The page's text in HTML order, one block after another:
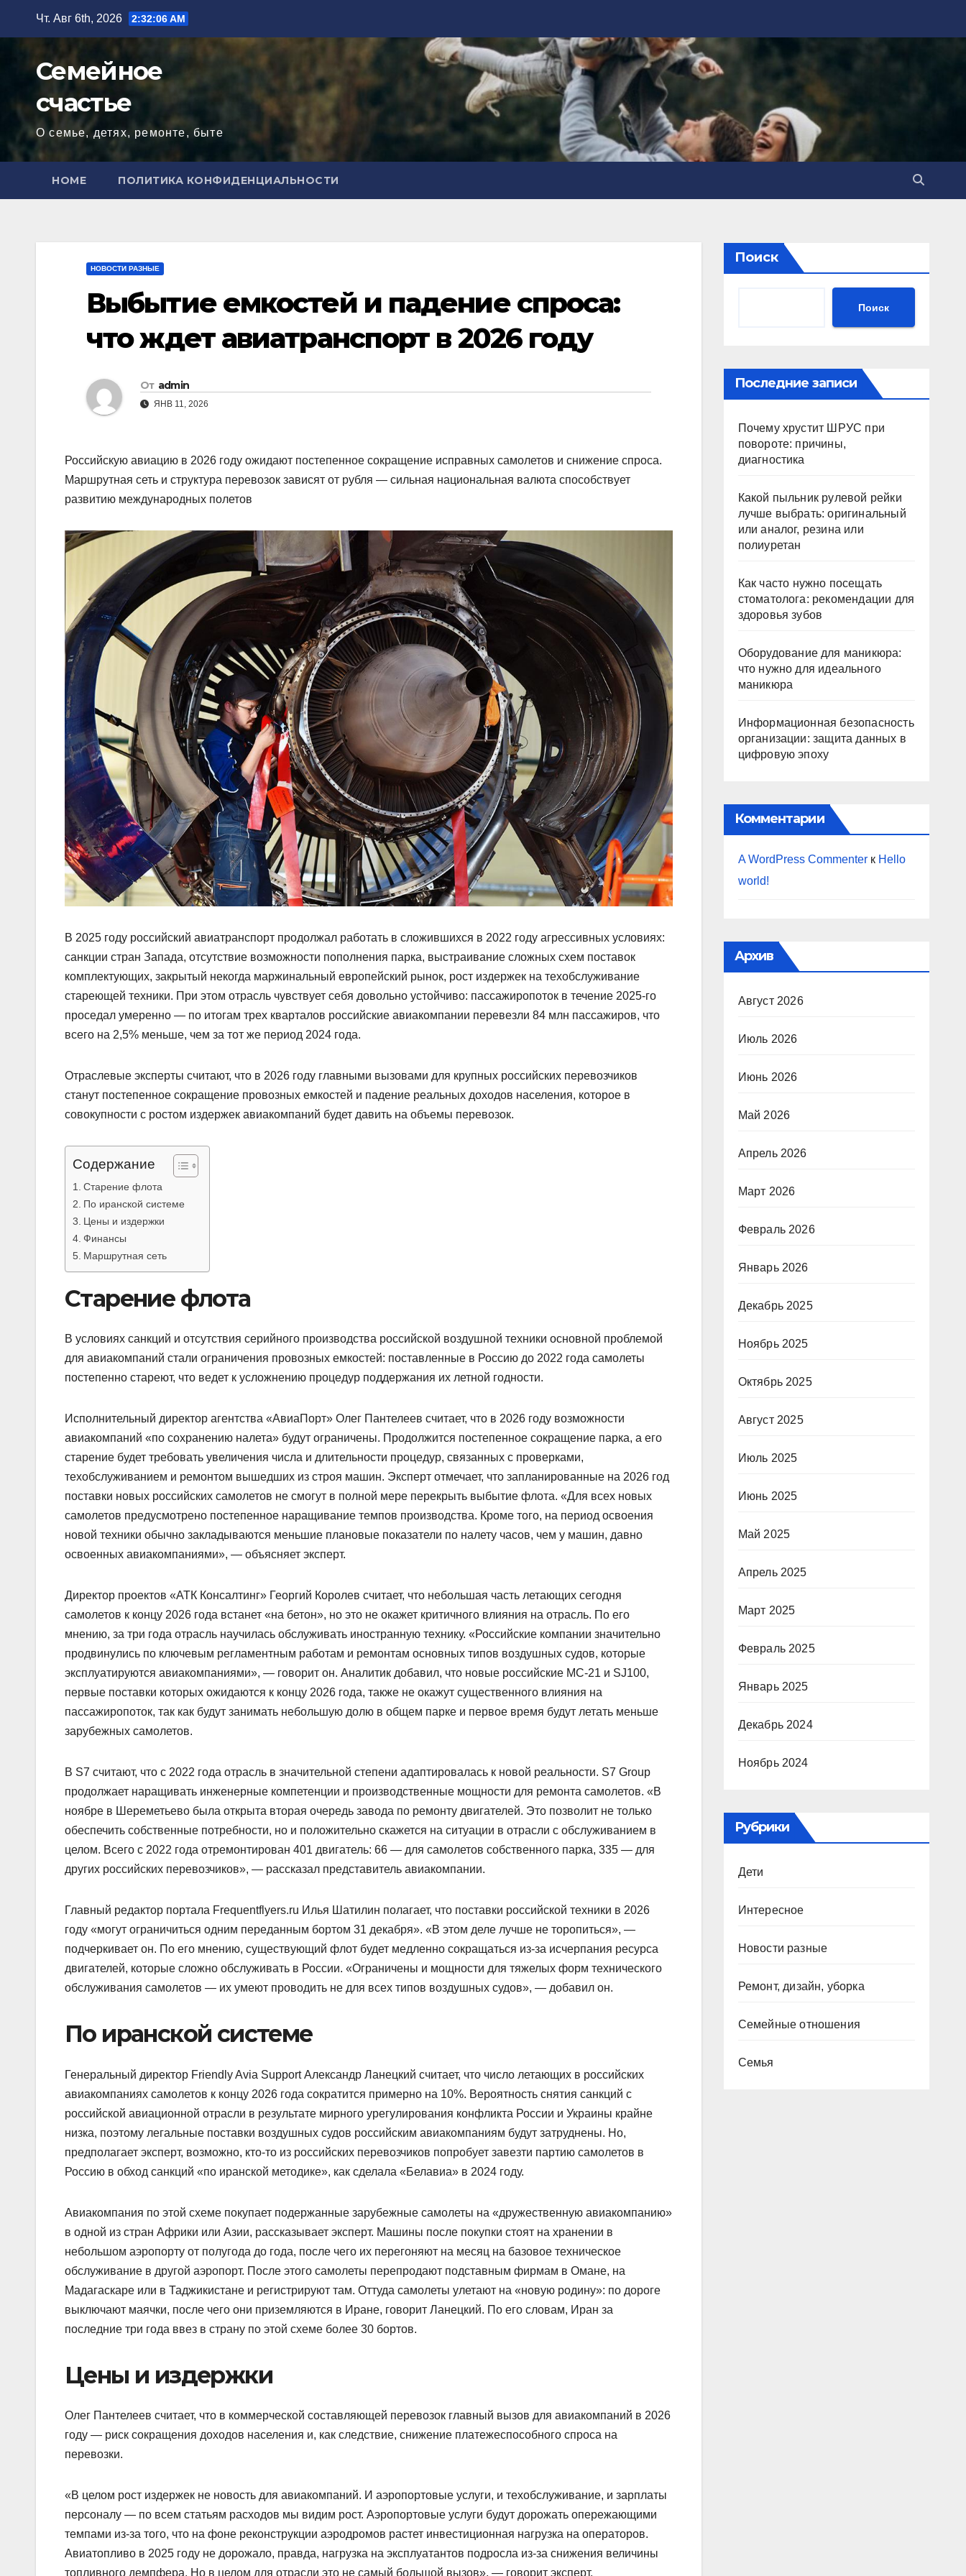
содержимому
Чт. Авг 6th, 2026 2:32:08 AM
Семейное
счастье
О семье, детях, ремонте, быте
HOME ПОЛИТИКА КОНФИДЕНЦИАЛЬНОСТИ
НОВОСТИ РАЗНЫЕ
Выбытие емкостей и падение спроса:
что ждет авиатранспорт в 2026 году
От admin
ЯНВ 11, 2026
Российскую авиацию в 2026 году ожидают постепенное сокращение исправных самолетов и снижение спроса.
Маршрутная сеть и структура перевозок зависят от рубля — сильная национальная валюта способствует
развитию международных полетов
В 2025 году российский авиатранспорт продолжал работать в сложившихся в 2022 году агрессивных условиях:
санкции стран Запада, отсутствие возможности пополнения парка, выстраивание сложных схем поставок
комплектующих, закрытый некогда маржинальный европейский рынок, рост издержек на техобслуживание
стареющей техники. При этом отрасль чувствует себя довольно устойчиво: пассажиропоток в течение 2025-го
проседал умеренно — по итогам трех кварталов российские авиакомпании перевезли 84 млн пассажиров, что
всего на 2,5% меньше, чем за тот же период 2024 года.
Отраслевые эксперты считают, что в 2026 году главными вызовами для крупных российских перевозчиков
станут постепенное сокращение провозных емкостей и падение реальных доходов населения, которое в
совокупности с ростом издержек авиакомпаний будет давить на объемы перевозок.
Содержание
Старение флота
По иранской системе
Цены и издержки
Финансы
Маршрутная сеть
Старение флота
В условиях санкций и отсутствия серийного производства российской воздушной техники основной проблемой
для авиакомпаний стали ограничения провозных емкостей: поставленные в Россию до 2022 года самолеты
постепенно стареют, что ведет к усложнению процедур поддержания их летной годности.
Исполнительный директор агентства «АвиаПорт» Олег Пантелеев считает, что в 2026 году возможности
авиакомпаний «по сохранению налета» будут ограничены. Продолжится постепенное сокращение парка, а его
старение будет требовать увеличения числа и длительности процедур, связанных с проверками,
техобслуживанием и ремонтом вышедших из строя машин. Эксперт отмечает, что запланированные на 2026 год
поставки новых российских самолетов не смогут в полной мере перекрыть выбытие флота. «Для всех новых
самолетов предусмотрено постепенное наращивание темпов производства. Кроме того, на период освоения
новой техники обычно закладываются меньшие плановые показатели по налету часов, чем у машин, давно
освоенных авиакомпаниями», — объясняет эксперт.
Директор проектов «АТК Консалтинг» Георгий Королев считает, что небольшая часть летающих сегодня
самолетов к концу 2026 года встанет «на бетон», но это не окажет критичного влияния на отрасль. По его
мнению, за три года отрасль научилась обслуживать иностранную технику. «Российские компании значительно
продвинулись по ключевым регламентным работам и ремонтам основных типов воздушных судов, которые
эксплуатируются авиакомпаниями», — говорит он. Аналитик добавил, что новые российские МС-21 и SJ100,
первые поставки которых ожидаются к концу 2026 года, также не окажут существенного влияния на
пассажиропоток, так как будут занимать небольшую долю в общем парке и первое время будут летать меньше
зарубежных самолетов.
В S7 считают, что с 2022 года отрасль в значительной степени адаптировалась к новой реальности. S7 Group
продолжает наращивать инженерные компетенции и производственные мощности для ремонта самолетов. «В
ноябре в Шереметьево была открыта вторая очередь завода по ремонту двигателей. Это позволит не только
обеспечить собственные потребности, но и положительно скажется на ситуации в отрасли с обслуживанием в
целом. Всего с 2022 года отремонтирован 401 двигатель: 66 — для самолетов собственного парка, 335 — для
других российских перевозчиков», — рассказал представитель авиакомпании.
Главный редактор портала Frequentflyers.ru Илья Шатилин полагает, что поставки российской техники в 2026
году «могут ограничиться одним переданным бортом 31 декабря». «В этом деле лучше не торопиться», —
подчеркивает он. По его мнению, существующий флот будет медленно сокращаться из-за исчерпания ресурса
двигателей, которые сложно обслуживать в России. «Ограничены и мощности для тяжелых форм технического
обслуживания самолетов — их умеют проводить не для всех типов воздушных судов», — добавил он.
По иранской системе
Генеральный директор Friendly Avia Support Александр Ланецкий считает, что число летающих в российских
авиакомпаниях самолетов к концу 2026 года сократится примерно на 10%. Вероятность снятия санкций с
российской авиационной отрасли в результате мирного урегулирования конфликта России и Украины крайне
низка, поэтому легальные поставки воздушных судов российским авиакомпаниям будут затруднены. Но,
предполагает эксперт, возможно, кто-то из российских перевозчиков попробует завезти партию самолетов в
Россию в обход санкций «по иранской методике», как сделала «Белавиа» в 2024 году.
Авиакомпания по этой схеме покупает подержанные зарубежные самолеты на «дружественную авиакомпанию»
в одной из стран Африки или Азии, рассказывает эксперт. Машины после покупки стоят на хранении в
небольшом аэропорту от полугода до года, после чего их перегоняют на месяц на базовое техническое
обслуживание в другой аэропорт. После этого самолеты перепродают подставным фирмам в Омане, на
Мадагаскаре или в Таджикистане и регистрируют там. Оттуда самолеты улетают на «новую родину»: по дороге
выключают маячки, после чего они приземляются в Иране, говорит Ланецкий. По его словам, Иран за
последние три года ввез в страну по этой схеме более 30 бортов.
Цены и издержки
Олег Пантелеев считает, что в коммерческой составляющей перевозок главный вызов для авиакомпаний в 2026
году — риск сокращения доходов населения и, как следствие, снижение платежеспособного спроса на
перевозки.
«В целом рост издержек не новость для авиакомпаний. И аэропортовые услуги, и техобслуживание, и зарплаты
персоналу — по всем статьям расходов мы видим рост. Аэропортовые услуги будут дорожать опережающими
темпами из-за того, что на фоне реконструкции аэродромов растет инвестиционная нагрузка на операторов.
Авиатопливо в 2025 году не дорожало, правда, нагрузка на эксплуатантов подросла из-за снижения величины
топливного демпфера. Но в целом для отрасли это не самый большой вызов», — говорит эксперт.
Поиск
Поиск
Последние записи
Почему хрустит ШРУС при
повороте: причины,
диагностика
Какой пыльник рулевой рейки
лучше выбрать: оригинальный
или аналог, резина или
полиуретан
Как часто нужно посещать
стоматолога: рекомендации для
здоровья зубов
Оборудование для маникюра:
что нужно для идеального
маникюра
Информационная безопасность
организации: защита данных в
цифровую эпоху
Комментарии
A WordPress Commenterк Hello
world!
Архив
Август 2026
Июль 2026
Июнь 2026
Май 2026
Апрель 2026
Март 2026
Февраль 2026
Январь 2026
Декабрь 2025
Ноябрь 2025
Октябрь 2025
Август 2025
Июль 2025
Июнь 2025
Май 2025
Апрель 2025
Март 2025
Февраль 2025
Январь 2025
Декабрь 2024
Ноябрь 2024
Рубрики
Дети
Интересное
Новости разные
Ремонт, дизайн, уборка
Семейные отношения
Семья